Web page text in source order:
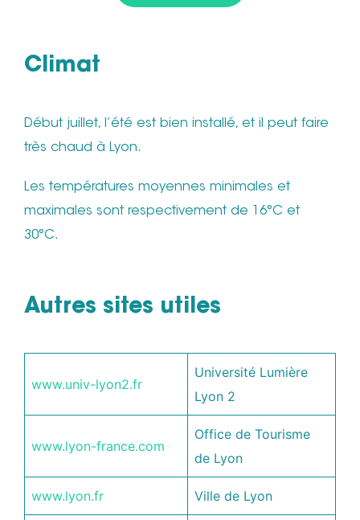
Climat
Début juillet, l’été est bien installé, et il peut faire
très chaud à Lyon.
Les températures moyennes minimales et
maximales sont respectivement de 16°C et
30°C.
Autres sites utiles
www.univ-lyon2.fr
Université Lumière
Lyon 2
www.lyon-france.com
Office de Tourisme
de Lyon
www.lyon.fr Ville de Lyon